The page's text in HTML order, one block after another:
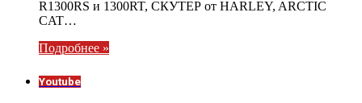
R1300RS и 1300RT, СКУТЕР от HARLEY, ARCTIC
CAT…
Подробнее »
Youtube